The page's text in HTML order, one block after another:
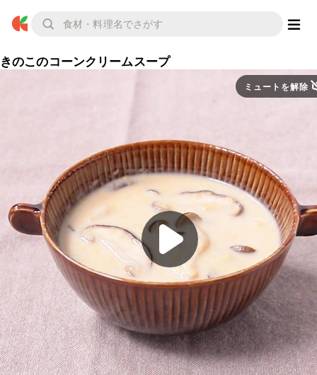
きのこのコーンクリームスープ
ミュートを解除